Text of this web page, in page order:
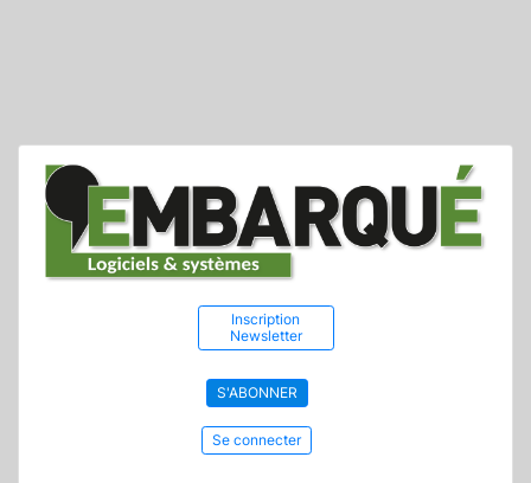
Inscription
Newsletter
S'ABONNER
Se connecter